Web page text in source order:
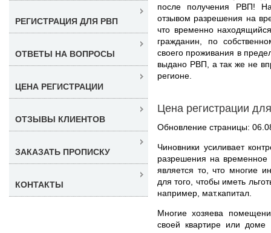
после получения РВП!
отзывом разрешения на
что временно
гражданин, по
своего проживания в
выдано РВП, а так же не
регионе.
Цена регистрации
Обновление страницы:
Чиновники усиливает
разрешения на временное
является то, что многие
для того, чтобы иметь
например, мат.капитал.
Многие хозяева
своей квартире или доме
РЕГИСТРАЦИЯ ДЛЯ РВП
ОТВЕТЫ НА ВОПРОСЫ
ЦЕНА РЕГИСТРАЦИИ
ОТЗЫВЫ КЛИЕНТОВ
ЗАКАЗАТЬ ПРОПИСКУ
КОНТАКТЫ